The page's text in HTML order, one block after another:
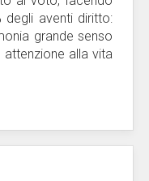
degli aventi diritto:
grande senso
alla vita